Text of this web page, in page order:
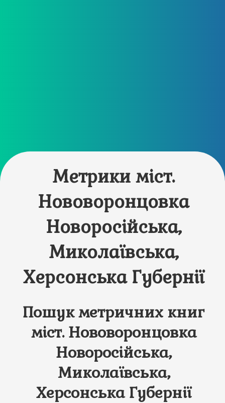
Метрики міст.
Нововоронцовка
Новоросійська,
Миколаївська,
Херсонська Губернії
Пошук метричних книг
міст. Нововоронцовка
Новоросійська,
Миколаївська,
Херсонська Губернії